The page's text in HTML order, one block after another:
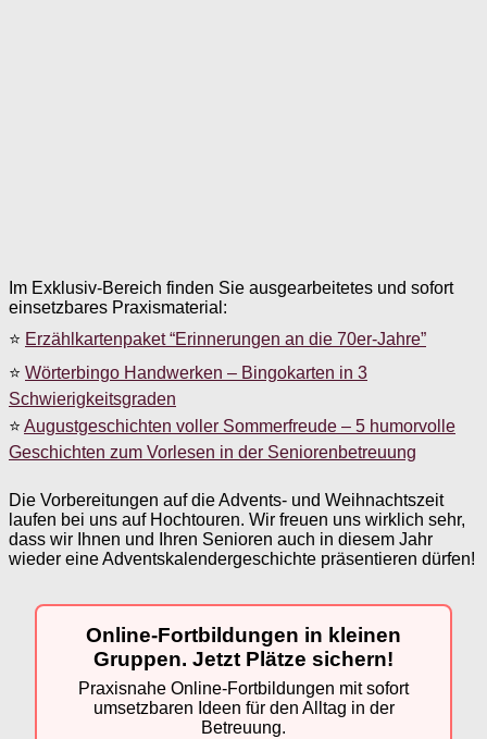
Im Exklusiv-Bereich finden Sie ausgearbeitetes und sofort
einsetzbares Praxismaterial:
⭐ Erzählkartenpaket “Erinnerungen an die 70er-Jahre”
⭐ Wörterbingo Handwerken – Bingokarten in 3
Schwierigkeitsgraden
⭐ Augustgeschichten voller Sommerfreude – 5 humorvolle
Geschichten zum Vorlesen in der Seniorenbetreuung
Die Vorbereitungen auf die Advents- und Weihnachtszeit
laufen bei uns auf Hochtouren. Wir freuen uns wirklich sehr,
dass wir Ihnen und Ihren Senioren auch in diesem Jahr
wieder eine Adventskalendergeschichte präsentieren dürfen!
Online-Fortbildungen in kleinen
Gruppen. Jetzt Plätze sichern!
Praxisnahe Online-Fortbildungen mit sofort
umsetzbaren Ideen für den Alltag in der
Betreuung.